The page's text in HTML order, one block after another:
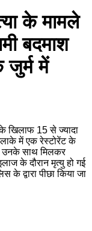
के मामले
बदमाश
जुर्म में
खिलाफ 15 से ज्यादा
में एक रेस्टोरेंट के
साथ मिलकर
के दौरान मृत्यु हो गई
द्वारा पीछा किया जा